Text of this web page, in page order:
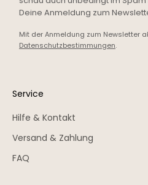
Deine Anmeldung zum
Mit der Anmeldung zum Newsletter
Datenschutzbestimmungen.
Service
Hilfe & Kontakt
Versand & Zahlung
FAQ